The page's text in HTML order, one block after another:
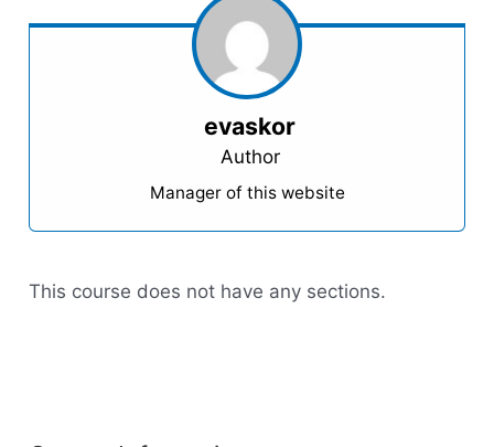
evaskor
Author
Manager of this website
This course does not have any sections.